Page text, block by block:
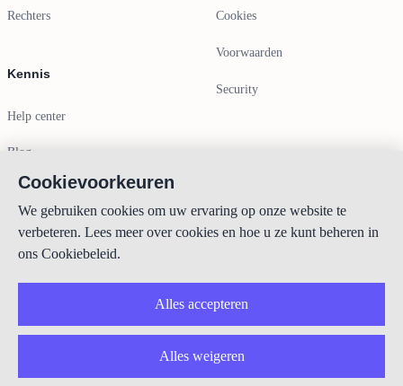
Rechters
Kennis
Help center
Blog
Cookies
Voorwaarden
Security
Contactgegevens
info@lexboost.com
GitHubYouTube
Cookievoorkeuren
We gebruiken cookies om uw ervaring op onze website te
verbeteren. Lees meer over cookies en hoe u ze kunt beheren in
ons Cookiebeleid.
Alles accepteren
Alles weigeren